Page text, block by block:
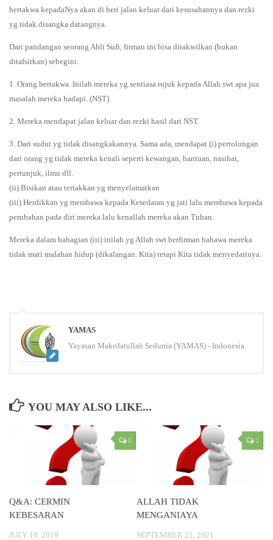
bertakwa kepadaNya akan di beri jalan keluar dari kesusahannya dan rezki
yg tidak disangka datangnya.
Dari pandangan seorang Ahli Sufi, firman ini bisa ditakwilkan (bukan
ditafsirkan) sebegini:
1. Orang bertakwa. Inilah mereka yg sentiasa rujuk kepada Allah swt apa jua
masalah mereka hadapi. (NST).
2. Mereka mendapat jalan keluar dan rezki hasil dari NST.
3. Dari sudut yg tidak disangkakannya. Sama ada, mendapat (i) pertolongan
dari orang yg tidak mereka kenali seperti kewangan, bantuan, nasihat,
pertunjuk, ilmu dll.
(ii) Bisikan atau teriakkan yg menyelamatkan
(iii) Herdikkan yg membawa kepada Kesedaran yg jati lalu membawa kepada
perubahan pada diri mereka lalu kenallah mereka akan Tuhan.
Mereka dalam bahagian (iii) inilah yg Allah swt berfirman bahawa mereka
tidak mati malahan hidup (dikalangan. Kita) tetapi Kita tidak menyedarinya.
YAMAS
Yayasan Makrifatullah Sedunia (YAMAS) - Indonesia
YOU MAY ALSO LIKE...
0
Q&A: CERMIN
KEBESARAN
JULY 10, 2019
1
ALLAH TIDAK
MENGANIAYA
SEPTEMBER 21, 2021